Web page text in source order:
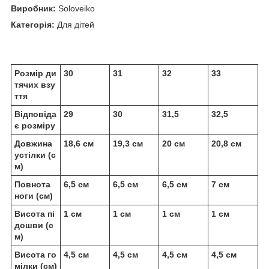
Виробник: Soloveiko
Категорія: Для дітей
Розмір ди
тячих взу
ття
30 31 32 33
Відповіда
є розміру
29 30 31,5 32,5
Довжина
устілки (с
м)
18,6 см 19,3 см 20 см 20,8 см
Повнота
ноги (см)
6,5 см 6,5 см 6,5 см 7 см
Висота пі
дошви (с
м)
1 см 1 см 1 см 1 см
Висота го
мілки (см)
4,5 см 4,5 см 4,5 см 4,5 см